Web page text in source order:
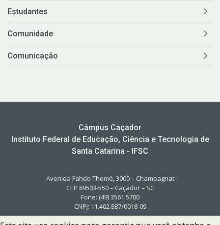
Estudantes
Comunidade
Comunicação
Câmpus Caçador
Instituto Federal de Educação, Ciência e Tecnologia de
Santa Catarina - IFSC
Avenida Fahdo Thomé, 3000 – Champagnat
CEP 89503-550 – Caçador – SC
Fone: (49) 3561 5700
CNPJ: 11.402.887/0018-09